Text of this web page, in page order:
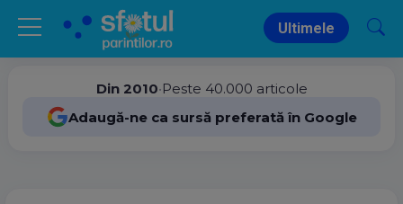
Ultimele
Din 2010•Peste 40.000 articole
Adaugă-ne ca sursă preferată în Google